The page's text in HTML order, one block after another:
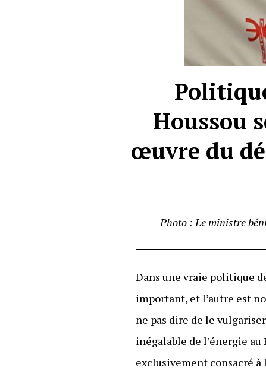
Houssou
œuvre du
Photo : Le ministre
Dans une vraie politique
important, et l’autre est
ne pas dire de le
inégalable de l’énergie
exclusivement consacré